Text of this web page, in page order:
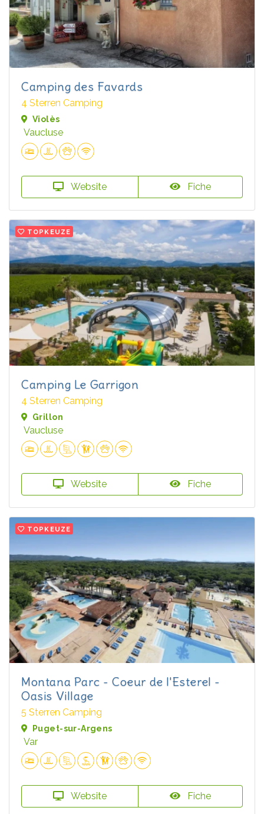
Camping des Favards
4 Sterren Camping
Violès
Vaucluse
Website Fiche
TOPKEUZE
Camping Le Garrigon
4 Sterren Camping
Grillon
Vaucluse
Website Fiche
TOPKEUZE
Montana Parc - Coeur de l'Esterel -
Oasis Village
5 Sterren Camping
Puget-sur-Argens
Var
Website Fiche